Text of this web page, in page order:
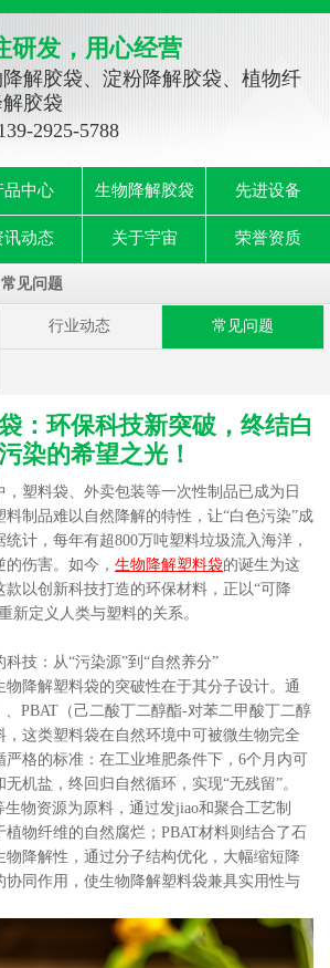
研发，用心经营
解胶袋、淀粉降解胶袋、植物纤
胶袋
2925-5788
品中心 生物降解胶袋 先进设备
讯动态 关于宇宙 荣誉资质
常见问题
行业动态 常见问题
：环保科技新突破，终结白
染的希望之光！
塑料袋、外卖包装等一次性制品已成为日
制品难以自然降解的特性，让“白色污染”成
计，每年有超800万吨塑料垃圾流入海洋，
伤害。如今， 生物降解塑料袋的诞生为这
以创新科技打造的环保材料，正以“可降
新定义人类与塑料的关系。
技：从“污染源”到“自然养分”
降解塑料袋的突破性在于其分子设计。通
PBAT（己二酸丁二醇酯-对苯二甲酸丁二醇
，这类塑料袋在自然环境中可被微生物完全
严格的标准：在工业堆肥条件下，6个月内可
机盐，终回归自然循环，实现“无残留”。
物资源为原料，通过发jiao和聚合工艺制
植物纤维的自然腐烂；PBAT材料则结合了石
物降解性，通过分子结构优化，大幅缩短降
协同作用，使生物降解塑料袋兼具实用性与